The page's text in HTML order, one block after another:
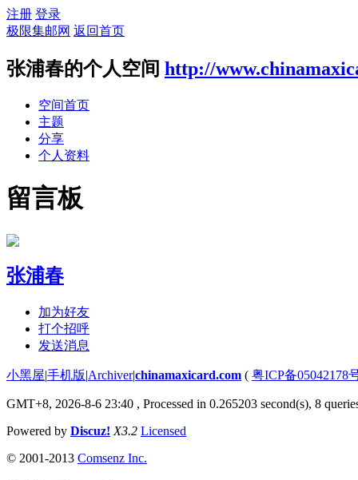
注册 登录
极限集邮网 返回首页
张浦春的个人空间 http://
空间首页
主题
分享
个人资料
留言板
张浦春
加为好友
打个招呼
发送消息
小黑屋|手机版|Archiver|chinamaxicard.com ( 粤ICP备05042178
GMT+8, 2026-8-6 23:40 , Processed in 0.265203 second(s), 8
Powered by Discuz! X3.2 Licensed
© 2001-2013 Comsenz Inc.